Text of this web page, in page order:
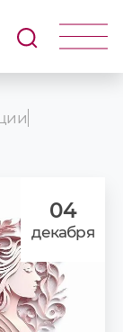
04
декабря